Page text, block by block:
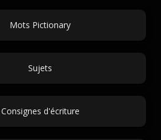
Mots Pictionary
Sujets
Consignes d'écriture